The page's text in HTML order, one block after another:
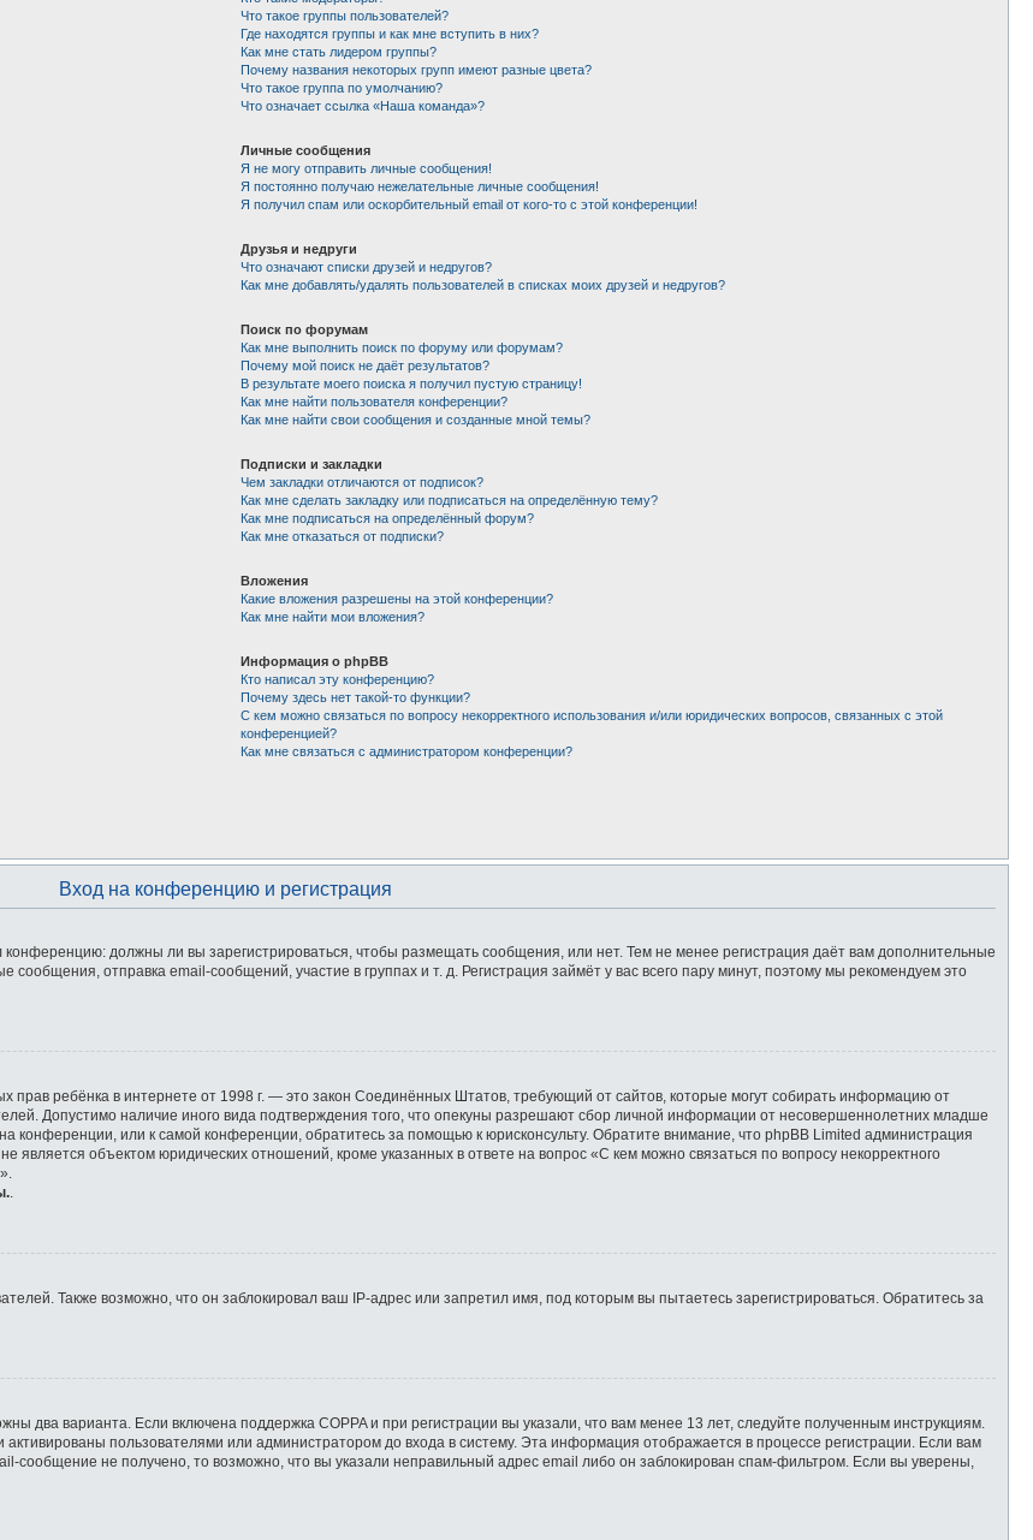
Что такое группы пользователей?
Где находятся группы и как мне вступить в них?
Как мне стать лидером группы?
Почему названия некоторых групп имеют разные цвета?
Что такое группа по умолчанию?
Что означает ссылка «Наша команда»?
Личные сообщения
Я не могу отправить личные сообщения!
Я постоянно получаю нежелательные личные сообщения!
Я получил спам или оскорбительный email от кого-то с этой конференции!
Друзья и недруги
Что означают списки друзей и недругов?
Как мне добавлять/удалять пользователей в списках моих друзей и недругов?
Поиск по форумам
Как мне выполнить поиск по форуму или форумам?
Почему мой поиск не даёт результатов?
В результате моего поиска я получил пустую страницу!
Как мне найти пользователя конференции?
Как мне найти свои сообщения и созданные мной темы?
Подписки и закладки
Чем закладки отличаются от подписок?
Как мне сделать закладку или подписаться на определённую тему?
Как мне подписаться на определённый форум?
Как мне отказаться от подписки?
Вложения
Какие вложения разрешены на этой конференции?
Как мне найти мои вложения?
Информация о phpBB
Кто написал эту конференцию?
Почему здесь нет такой-то функции?
С кем можно связаться по вопросу некорректного использования и/или юридических вопросов, связанных с этой
конференцией?
Как мне связаться с администратором конференции?
Вход на конференцию и регистрация
конференцию: должны ли вы зарегистрироваться, чтобы размещать сообщения, или нет. Тем не менее регистрация даёт вам дополнительные
отправка email-сообщений, участие в группах и т. д. Регистрация займёт у вас всего пару минут, поэтому мы рекомендуем это
прав ребёнка в интернете от 1998 г. — это закон Соединённых Штатов, требующий от сайтов, которые могут собирать информацию от
Допустимо наличие иного вида подтверждения того, что опекуны разрешают сбор личной информации от несовершеннолетних младше
конференции, или к самой конференции, обратитесь за помощью к юрисконсульту. Обратите внимание, что phpBB Limited администрация
объектом юридических отношений, кроме указанных в ответе на вопрос «С кем можно связаться по вопросу некорректного
.
Также возможно, что он заблокировал ваш IP-адрес или запретил имя, под которым вы пытаетесь зарегистрироваться. Обратитесь за
два варианта. Если включена поддержка COPPA и при регистрации вы указали, что вам менее 13 лет, следуйте полученным инструкциям.
пользователями или администратором до входа в систему. Эта информация отображается в процессе регистрации. Если вам
не получено, то возможно, что вы указали неправильный адрес email либо он заблокирован спам-фильтром. Если вы уверены,